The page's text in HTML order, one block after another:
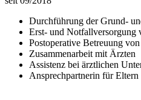
Durchführung der Grund-
Erst- und Notfallversorgung
Postoperative Betreuung
Zusammenarbeit mit Ärzten
Assistenz bei ärztlichen
Ansprechpartnerin für